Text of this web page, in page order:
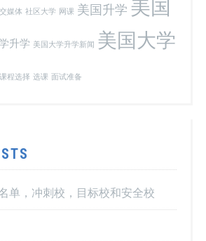
媒体 社区大学 网课 美国升学 美国
升学 美国大学升学新闻 美国大学
课程选择 选课 面试准备
单，冲刺校，目标校和安全校